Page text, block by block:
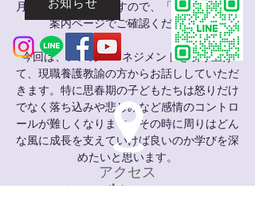
月テーマは変わりますので、「フラッペ」の
案内ページでご確認ください。
今回は、アンガーマネジメントを取り上げ
て、現職養護教諭の方からお話ししていただ
きます。特に思春期の子どもたちは怒りだけ
でなく落ち込みや悲しみなど感情のコントロ
ールが難しくなります。その時に周りはどん
な風に成長を支えていけば良いのか学びを深
めたいと思います。
アクセス
Access